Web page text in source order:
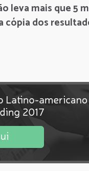
leva mais que 5
cópia dos